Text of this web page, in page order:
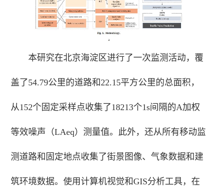
本研究在北京海淀区进行了一次监测活动，覆
盖了54.79公里的道路和22.15平方公里的总面积，
从152个固定采样点收集了18213个1s间隔的A加权
等效噪声（LAeq）测量值。此外，还从所有移动监
测道路和固定地点收集了街景图像、气象数据和建
筑环境数据。使用计算机视觉和GIS分析工具，在